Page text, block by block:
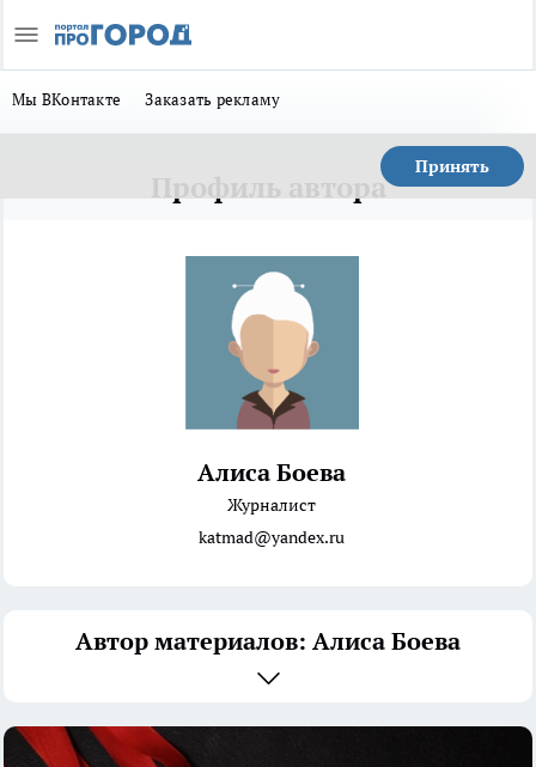
Мы ВКонтакте Заказать рекламу
Принять
Профиль автора
Алиса Боева
Журналист
katmad@yandex.ru
Автор материалов: Алиса Боева